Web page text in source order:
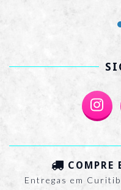
COMPRE
Entregas em